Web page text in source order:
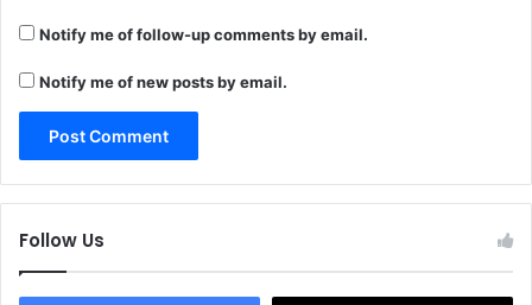
Notify me of follow-up comments by email.
Notify me of new posts by email.
Follow Us